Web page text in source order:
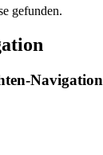
gefunden.
Navigation